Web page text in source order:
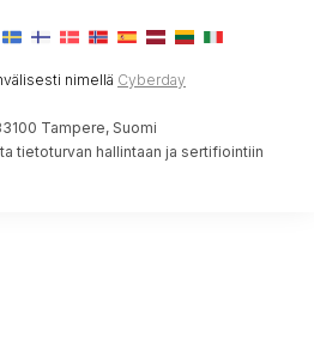
nimellä Cyberday
Tampere, Suomi
tietoturvan hallintaan ja sertifiointiin